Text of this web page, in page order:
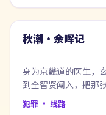
最新
秋潮·余晖记
身为京畿道的医生，
到全智贤闯入，把那
犯罪 · 线路